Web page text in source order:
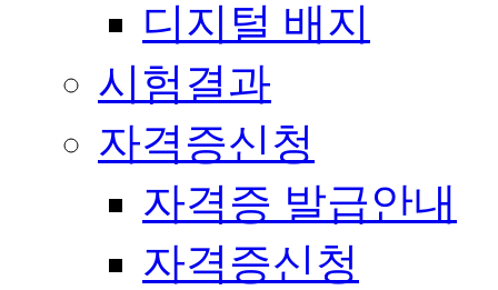
디지털 배지
시험결과
자격증신청
자격증 발급안내
자격증신청